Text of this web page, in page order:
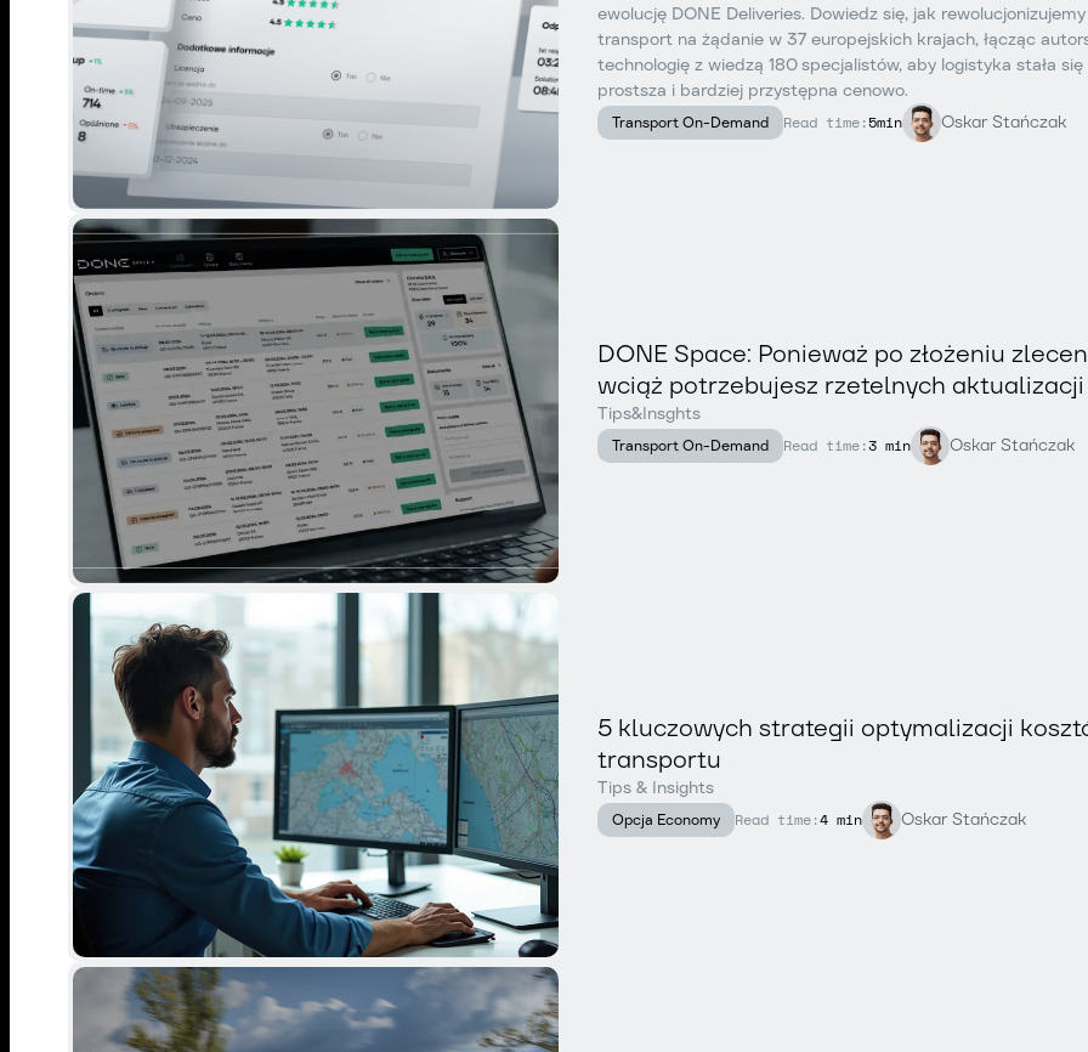
ewolucję DONE Deliveries. Dowiedz się, jak rewolucjonizujemy
transport na żądanie w 37 europejskich krajach, łącząc
technologię z wiedzą 180 specjalistów, aby logistyka stała się
prostsza i bardziej przystępna cenowo.
Transport On-Demand Read time:5min Oskar Stańczak
DONE Space: Ponieważ po złożeniu
wciąż potrzebujesz rzetelnych aktualizacji
Tips&Insghts
Transport On-Demand Read time:3 min Oskar Stańczak
5 kluczowych strategii optymalizacji
transportu
Tips & Insights
Opcja Economy Read time:4 min Oskar Stańczak